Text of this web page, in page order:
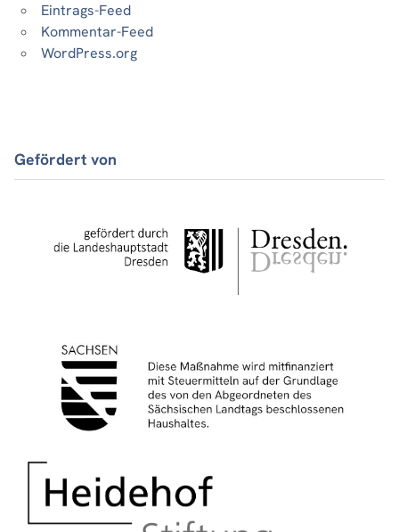
Eintrags-Feed
Kommentar-Feed
WordPress.org
Gefördert von